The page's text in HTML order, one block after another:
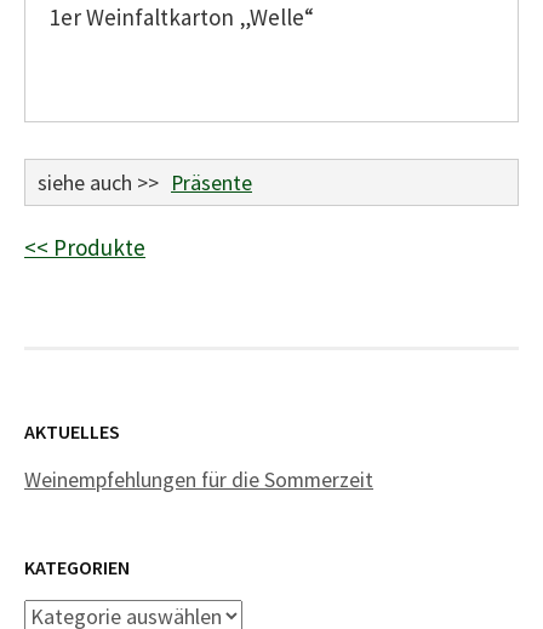
1er Weinfaltkarton „Welle“
siehe auch >> Präsente
<< Produkte
AKTUELLES
Weinempfehlungen für die Sommerzeit
KATEGORIEN
Kategorien